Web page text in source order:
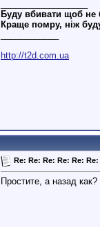
Буду вбивати щоб не
Краще помру, ніж
http://t2d.com.ua
Re: Re: Re: Re: Re:
Простите, а назад как?